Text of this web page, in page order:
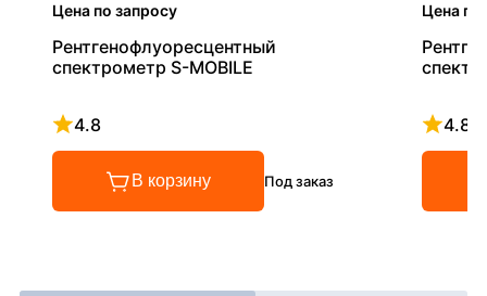
Цена по запросу
Рентгенофлуоресцентный
спектрометр S-MOBILE
4.8
Рейтинг 4.8 из 5
В корзину Под заказ
Цена по
4.8